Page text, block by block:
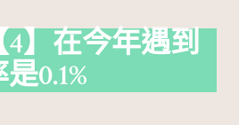
4】在今年遇到
0.1%